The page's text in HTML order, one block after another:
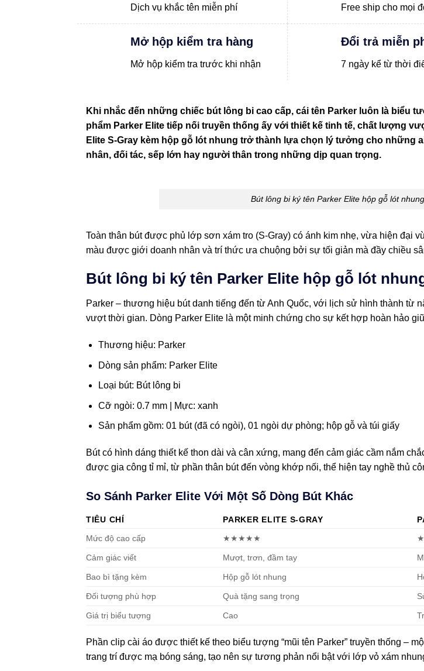
Dịch vụ khắc tên miễn phí Free ship cho mọi
Mở hộp kiểm tra hàng
Mở hộp kiểm tra trước khi nhận
Đổi trả miễn
7 ngày kể từ thời
Khi nhắc đến những chiếc bút lông bi cao cấp, cái tên Parker luôn là biểu
phẩm Parker Elite tiếp nối truyền thống ấy với thiết kế tinh tế, chất lượng
Elite S-Gray kèm hộp gỗ lót nhung trở thành lựa chọn lý tưởng cho những
nhân, đối tác, sếp lớn hay người thân trong những dịp quan trọng.
Bút lông bi ký tên Parker Elite hộp gỗ lót
Toàn thân bút được phủ lớp sơn xám tro (S-Gray) có ánh kim nhẹ, vừa hiện đại
màu được giới doanh nhân và trí thức ưa chuộng bởi sự tối giản mà đầy chiều
Bút lông bi ký tên Parker Elite hộp gỗ lót
Parker – thương hiệu bút danh tiếng đến từ Anh Quốc, với lịch sử hình thành từ
vượt thời gian. Dòng Parker Elite là một minh chứng cho sự kết hợp hoàn hảo
Thương hiệu: Parker
Dòng sản phẩm: Parker Elite
Loại bút: Bút lông bi
Cỡ ngòi: 0.7 mm | Mực: xanh
Sản phẩm gồm: 01 bút (đã có ngòi), 01 ngòi dự phòng; hộp gỗ và túi giấy
Bút có hình dáng thiết kế thon dài và cân xứng, mang đến cảm giác cầm nắm
được gia công tỉ mỉ, từ phần thân bút đến vòng khớp nối, thể hiện tay nghề thủ
So Sánh Parker Elite Với Một Số Dòng Bút Khác
TIÊU CHÍ PARKER ELITE S-GRAY
Mức độ cao cấp
★★★★★
Cảm giác viết Mượt, trơn, đầm tay
Bao bì tặng kèm Hộp gỗ lót nhung
Đối tượng phù hợp Quà tặng sang trọng
Giá trị biểu tượng Cao
Phần clip cài áo được thiết kế theo biểu tượng “mũi tên Parker” truyền thống –
trang trí được mạ bóng sáng, tạo nên sự tương phản nổi bật với lớp vỏ xám